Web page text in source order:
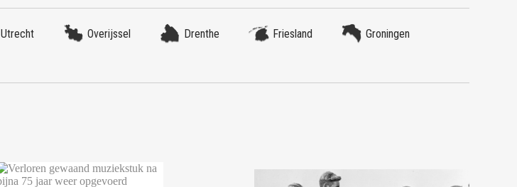
Utrecht Overijssel Drenthe Friesland
Groningen